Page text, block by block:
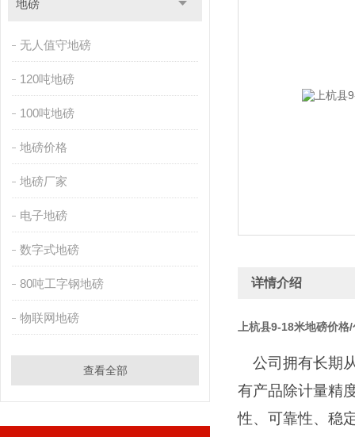
地磅
无人值守地磅
120吨地磅
100吨地磅
地磅价格
地磅厂家
电子地磅
数字式地磅
80吨工字钢地磅
物联网地磅
查看全部
详情介绍
上杭县9-18米地磅价
公司拥有长期
有产品除计量精
性、可靠性、稳